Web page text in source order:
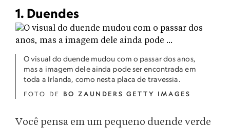
1. Duendes
O visual do duende mudou com o passar dos anos,
mas a imagem dele ainda pode ser encontrada em
toda a Irlanda, como nesta placa de travessia.
FOTO DE BO ZAUNDERS GETTY IMAGES
Você pensa em um pequeno duende verde